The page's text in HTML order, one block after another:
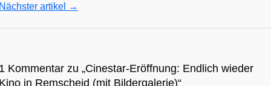
artikel
→
Kommentar zu „Cinestar-Eröffnung: Endlich wieder
in Remscheid (mit Bildergalerie)“